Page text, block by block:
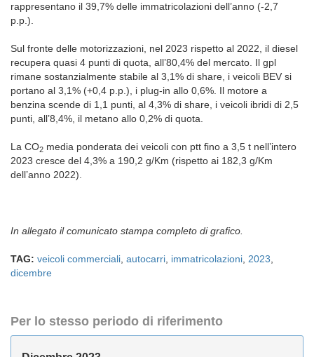
rappresentano il 39,7% delle immatricolazioni dell’anno (-2,7
p.p.).
Sul fronte delle motorizzazioni, nel 2023 rispetto al 2022, il diesel
recupera quasi 4 punti di quota, all’80,4% del mercato. Il gpl
rimane sostanzialmente stabile al 3,1% di share, i veicoli BEV si
portano al 3,1% (+0,4 p.p.), i plug-in allo 0,6%. Il motore a
benzina scende di 1,1 punti, al 4,3% di share, i veicoli ibridi di 2,5
punti, all’8,4%, il metano allo 0,2% di quota.
La CO2 media ponderata dei veicoli con ptt fino a 3,5 t nell’intero
2023 cresce del 4,3% a 190,2 g/Km (rispetto ai 182,3 g/Km
dell’anno 2022).
In allegato il comunicato stampa completo di grafico.
TAG: veicoli commerciali autocarri immatricolazioni 2023
dicembre
Per lo stesso periodo di riferimento